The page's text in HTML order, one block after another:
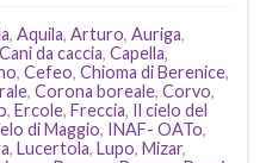
, Aquila, Arturo, Auriga,
Cani da caccia, Capella,
, Cefeo, Chioma di Berenice,
, Corona boreale, Corvo,
, Ercole, Freccia, Il cielo del
di Maggio, INAF- OATo,
, Lucertola, Lupo, Mizar,